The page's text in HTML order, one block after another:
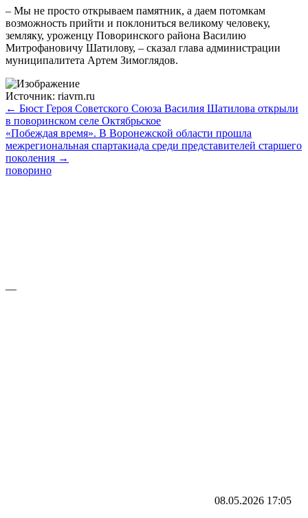
– Мы не просто открываем памятник, а даем потомкам
возможность прийти и поклониться великому человеку,
земляку, уроженцу Поворинского района Василию
Митрофановичу Шатилову, – сказал глава администрации
муниципалитета Артем Зимоглядов.
Источник: riavrn.ru
← Бюст Героя Советского Союза Василия Шатилова открыли
в поворинском селе Октябрьское
«Побеждая время». В Воронежской области прошла
межрегиональная спартакиада среди представителей старшего
поколения →
поворино
—
08.05.2026 17:05